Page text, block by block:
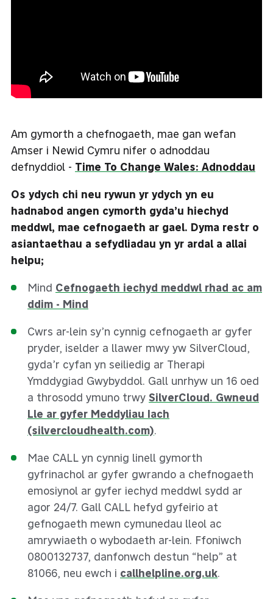
Am gymorth a chefnogaeth, mae gan wefan
Amser i Newid Cymru nifer o adnoddau
defnyddiol - Time To Change Wales: Adnoddau
Os ydych chi neu rywun yr ydych yn eu
hadnabod angen cymorth gyda’u hiechyd
meddwl, mae cefnogaeth ar gael. Dyma restr o
asiantaethau a sefydliadau yn yr ardal a allai
helpu;
Mind Cefnogaeth iechyd meddwl rhad ac am
ddim - Mind
Cwrs ar-lein sy’n cynnig cefnogaeth ar gyfer
pryder, iselder a llawer mwy yw SilverCloud,
gyda’r cyfan yn seiliedig ar Therapi
Ymddygiad Gwybyddol. Gall unrhyw un 16 oed
a throsodd ymuno trwy SilverCloud. Gwneud
Lle ar gyfer Meddyliau Iach
(silvercloudhealth.com).
Mae CALL yn cynnig linell gymorth
gyfrinachol ar gyfer gwrando a chefnogaeth
emosiynol ar gyfer iechyd meddwl sydd ar
agor 24/7. Gall CALL hefyd gyfeirio at
gefnogaeth mewn cymunedau lleol ac
amrywiaeth o wybodaeth ar-lein. Ffoniwch
0800132737, danfonwch destun “help” at
81066, neu ewch i callhelpline.org.uk.